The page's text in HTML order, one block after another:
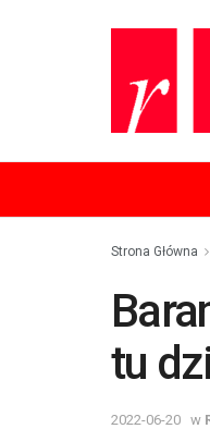
Strona Główna
tu
2022-06-20 w